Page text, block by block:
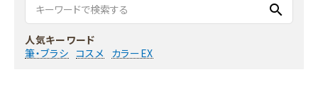
search
人気キーワード
筆・ブラシ コスメ カラーEX